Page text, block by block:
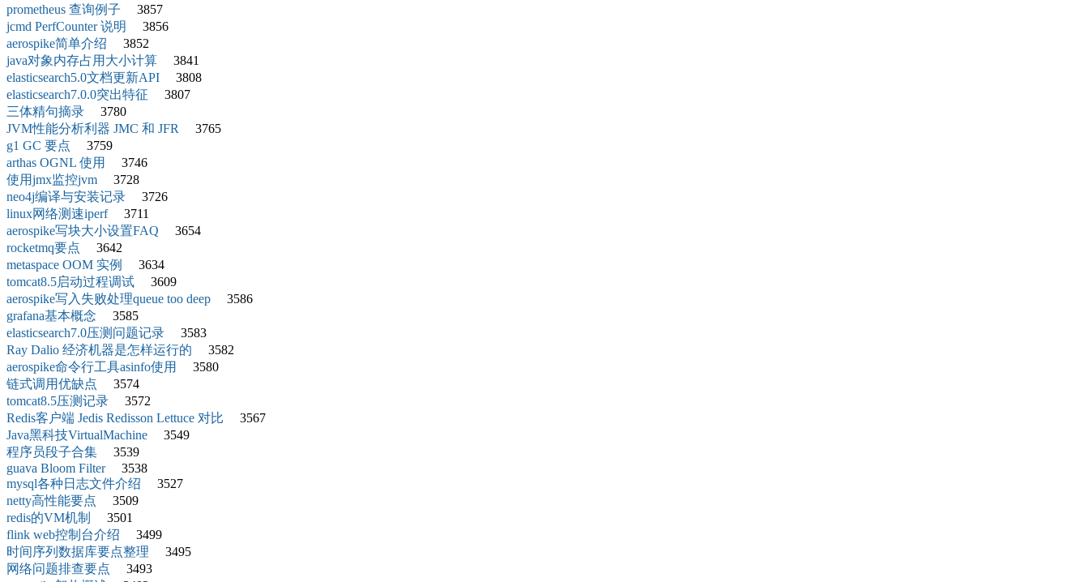
prometheus 查询例子 3857
jcmd PerfCounter 说明
3856
aerospike简单介绍 3852
java对象内存占用大小计算 3841
elasticsearch5.0文档更新API 3808
elasticsearch7.0.0突出特征 3807
三体精句摘录 3780
JVM性能分析利器 JMC 和 JFR
3765
g1 GC 要点 3759
arthas OGNL 使用
3746
使用jmx监控jvm 3728
neo4j编译与安装记录 3726
linux网络测速iperf3711
aerospike写块大小设置FAQ 3654
rocketmq要点 3642
metaspace OOM 实例
3634
tomcat8.5启动过程调试 3609
aerospike写入失败处理queue too deep 3586
grafana基本概念 3585
elasticsearch7.0压测问题记录 3583
Ray Dalio 经济机器是怎样运行的 3582
aerospike命令行工具asinfo使用
3580
链式调用优缺点 3574
tomcat8.5压测记录 3572
Redis客户端 Jedis Redisson Lettuce 对比 3567
Java黑科技VirtualMachine 3549
程序员段子合集 3539
guava Bloom Filter3538
mysql各种日志文件介绍 3527
netty高性能要点 3509
redis的VM机制
3501
flink web控制台介绍 3499
时间序列数据库要点整理 3495
网络问题排查要点 3493